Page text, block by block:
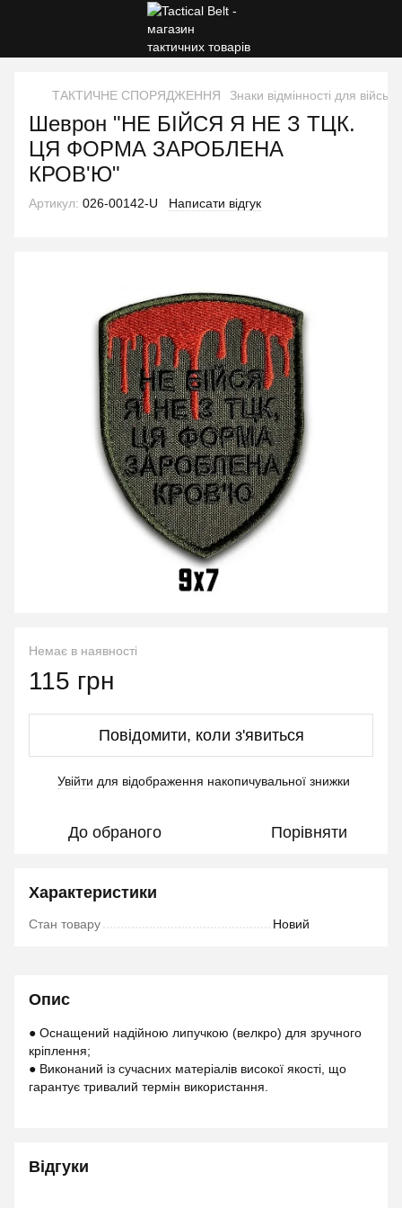
ТАКТИЧНЕ СПОРЯДЖЕННЯ Знаки відмінності для
Шеврон "НЕ БІЙСЯ Я НЕ З ТЦК.
ЦЯ ФОРМА ЗАРОБЛЕНА
КРОВ'Ю"
Артикул: 026-00142-U Написати відгук
Немає в наявності
115 грн
Повідомити, коли з'явиться
Увійти для відображення накопичувальної знижки
До обраного Порівняти
Характеристики
Стан товару Новий
Опис
● Оснащений надійною липучкою (велкро) для зручного
кріплення;
● Виконаний із сучасних матеріалів високої якості, що
гарантує тривалий термін використання.
Відгуки